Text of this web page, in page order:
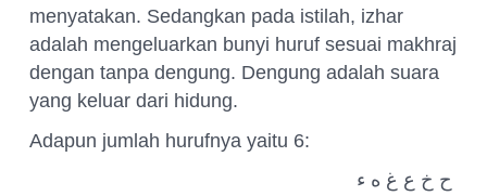
menyatakan. Sedangkan pada istilah, izhar
adalah mengeluarkan bunyi huruf sesuai makhraj
dengan tanpa dengung. Dengung adalah suara
yang keluar dari hidung.
Adapun jumlah hurufnya yaitu 6:
ح خ ع غ ه ء